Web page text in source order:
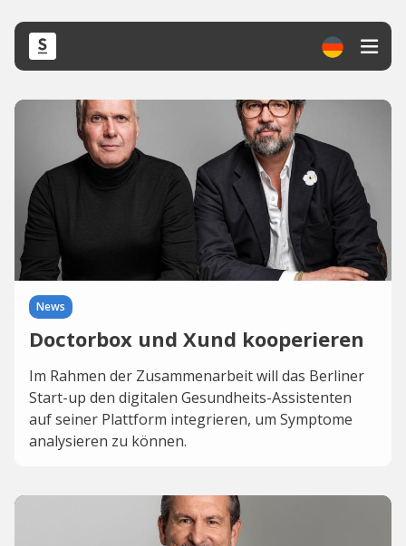
News
Doctorbox und Xund kooperieren
Im Rahmen der Zusammenarbeit will das Berliner
Start-up den digitalen Gesundheits-Assistenten
auf seiner Plattform integrieren, um Symptome
analysieren zu können.